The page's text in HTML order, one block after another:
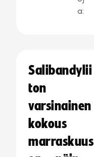
a:
Salibandylii
ton
varsinainen
kokous
marraskuus